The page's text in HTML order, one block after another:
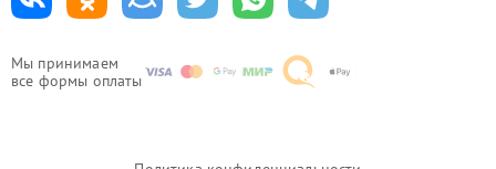
Мы принимаем
все формы оплаты